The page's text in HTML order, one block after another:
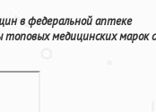
в федеральной аптеке
медицинских марок с